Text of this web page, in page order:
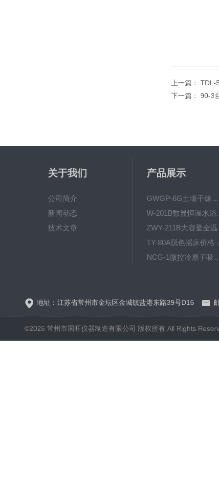
上一篇： TDL-
下一篇： 90-3
关于我们
公司简介
新闻动态
技术文章
产品展示
GWGP-6G土壤干燥柜-干燥箱/干燥机
W-
TY-
NCG-1微控冷
地址：江苏省常州市金坛区金城镇盐港东路39号D16
©2026 常州市国旺仪器制造有限公司 版权所有 All Rights